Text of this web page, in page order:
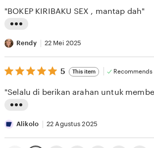
e
b
y
A
E
E
E
n
r
e
v
e
b
y
5
stars
i
s
t
n
r
e
"BOKEP KIRIBAKU SEX , mantap dah"
Rendy 22 Mei 2025
5
out
5
stars
5 This item Recommends
i
s
"Selalu di berikan arahan untuk
Alikolo 22 Agustus 2025